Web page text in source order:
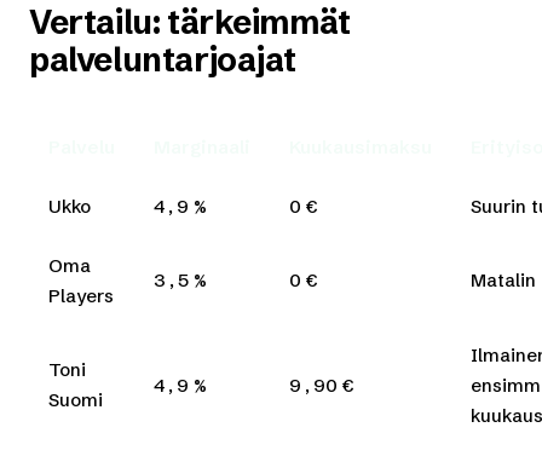
Vertailu: tärkeimmät
palveluntarjoajat
Ukko 4,9 % 0 € Suurin
Oma
Players
3,5 % 0 € Matalin
Toni
Suomi
4,9 % 9,90 €